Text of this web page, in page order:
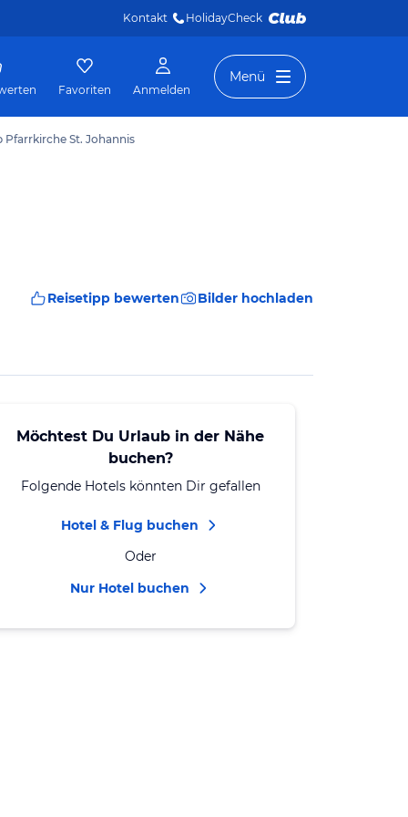
Kontakt HolidayCheck
Favoriten Anmelden
Menü
Pfarrkirche St. Johannis
Reisetipp bewerten Bilder hochladen
Möchtest Du Urlaub in der Nähe
buchen?
Folgende Hotels könnten Dir gefallen
Hotel & Flug buchen
Oder
Nur Hotel buchen